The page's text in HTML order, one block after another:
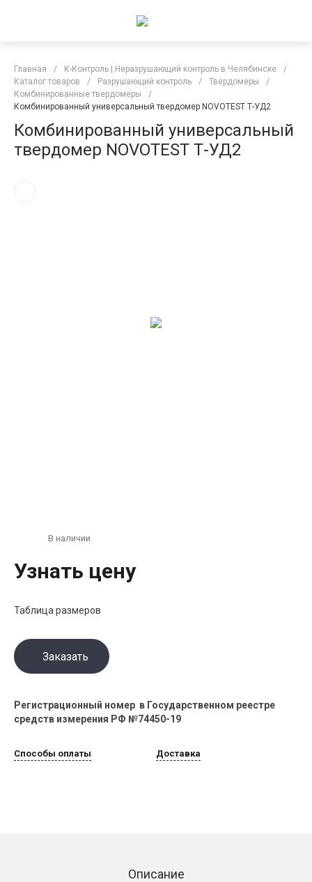
Главная / К-Контроль | Неразрушающий контроль в Челябинске
/
Каталог товаров
/ Разрушающий контроль / Твердомеры
/
Комбинированные твердомеры
/
Комбинированный универсальный твердомер NOVOTEST Т-УД2
Комбинированный универсальный
твердомер NOVOTEST Т-УД2
В наличии
Узнать цену
Таблица размеров
Заказать
Регистрационный номер в Государственном реестре
средств измерения РФ №74450-19
Способы оплаты Доставка
Описание